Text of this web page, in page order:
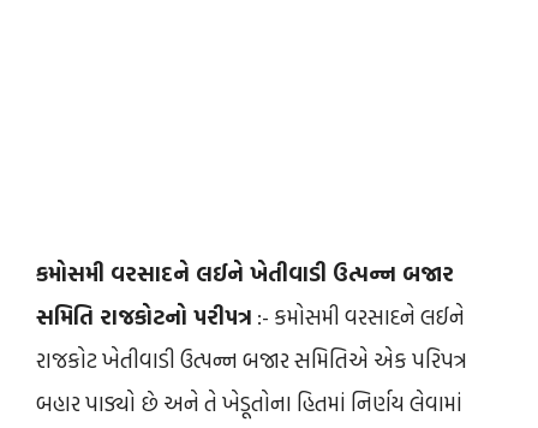
કમોસમી વરસાદને લઈને ખેતીવાડી ઉત્પન્ન બજાર
સમિતિ રાજકોટનો પરીપત્ર :- કમોસમી વરસાદને લઈને
રાજકોટ ખેતીવાડી ઉત્પન્ન બજાર સમિતિએ એક પરિપત્ર
બહાર પાડ્યો છે અને તે ખેડૂતોના હિતમાં નિર્ણય લેવામાં